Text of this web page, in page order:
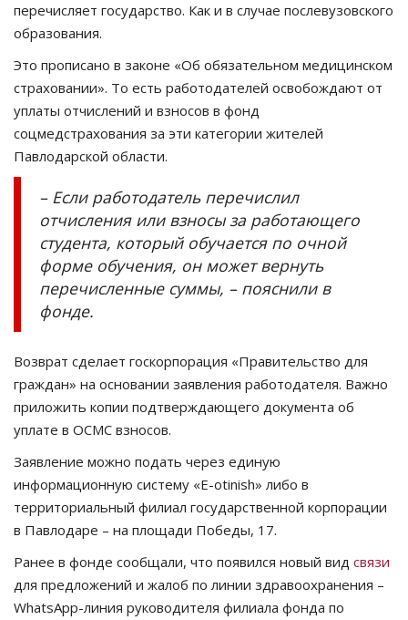
перечисляет государство. Как и в случае послевузовского
образования.
Это прописано в законе «Об обязательном медицинском
страховании». То есть работодателей освобождают от
уплаты отчислений и взносов в фонд
соцмедстрахования за эти категории жителей
Павлодарской области.
– Если работодатель перечислил
отчисления или взносы за работающего
студента, который обучается по очной
форме обучения, он может вернуть
перечисленные суммы, – пояснили в
фонде.
Возврат сделает госкорпорация «Правительство для
граждан» на основании заявления работодателя. Важно
приложить копии подтверждающего документа об
уплате в ОСМС взносов.
Заявление можно подать через единую
информационную систему «E-otinish» либо в
территориальный филиал государственной корпорации
в Павлодаре – на площади Победы, 17.
Ранее в фонде сообщали, что появился новый вид связи
для предложений и жалоб по линии здравоохранения –
WhatsАpp-линия руководителя филиала фонда по